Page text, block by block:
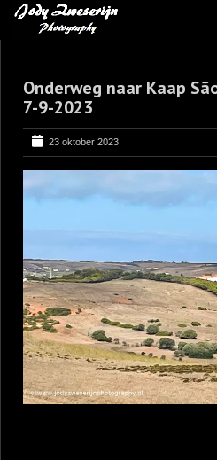
BLOG
BENCE MATE FOTOHUTTEN
OVER MIJ
Onderweg naar Kaap
7-9-2023
23 oktober 2023